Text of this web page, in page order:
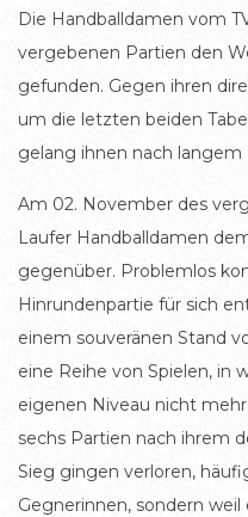
Die Handballdamen vom
vergebenen Partien den
gefunden. Gegen ihren
um die letzten beiden
gelang ihnen nach
Am 02. November des
Laufer Handballdamen
gegenüber. Problemlos
Hinrundenpartie für sich
einem souveränen Stand
eine Reihe von Spielen, in
eigenen Niveau nicht
sechs Partien nach ihrem
Sieg gingen verloren,
Gegnerinnen, sondern